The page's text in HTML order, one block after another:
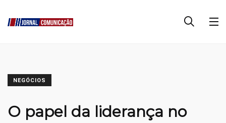
NEGÓCIOS
O papel da liderança no